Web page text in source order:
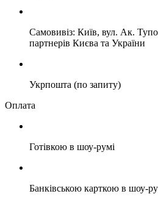
Самовивіз: Київ, вул. Ак.
партнерів Києва та України
Укрпошта (по запиту)
Оплата
Готівкою в шоу-румі
Банківською карткою в шоу-